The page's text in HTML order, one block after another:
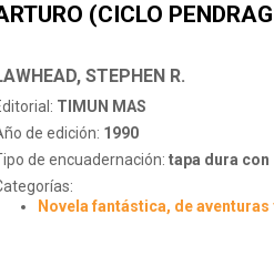
(CICLO
STEPHEN R.
TIMUN MAS
de edición: 1990
de encuadernación: tapa dura con
Novela fantástica, de aventuras